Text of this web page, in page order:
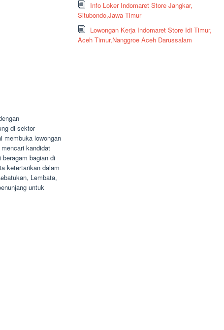
di sektor
membuka lowongan
kandidat
bagian di
ketertarikan dalam
Lembata,
untuk
Info Loker Indomaret Store Jangkar,
Situbondo,Jawa Timur
Lowongan Kerja Indomaret Store Idi Timur,
Aceh Timur,Nanggroe Aceh Darussalam